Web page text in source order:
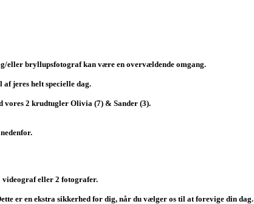
eller bryllupsfotograf kan være en overvældende omgang.
jeres helt specielle dag.
vores 2 krudtugler Olivia (7) & Sander (3).
videograf eller 2 fotografer.
er en ekstra sikkerhed for dig, når du vælger os til at forevige din dag.